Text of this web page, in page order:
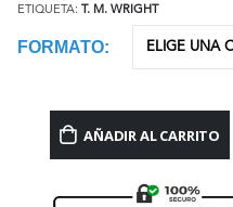
ETIQUETA: T. M. WRIGHT
FORMATO
AÑADIR AL CARRITO